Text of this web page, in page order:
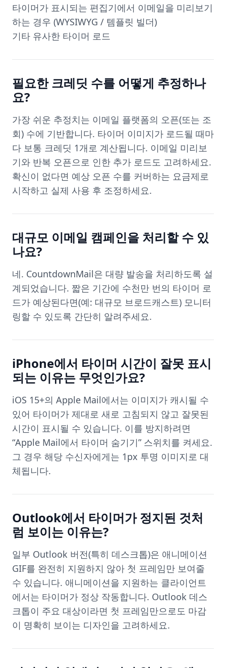
타이머가 표시되는 편집기에서 이메일을 미리보기
하는 경우 (WYSIWYG / 템플릿 빌더)
기타 유사한 타이머 로드
필요한 크레딧 수를 어떻게 추정하나
요?
가장 쉬운 추정치는 이메일 플랫폼의 오픈(또는 조
회) 수에 기반합니다. 타이머 이미지가 로드될 때마
다 보통 크레딧 1개로 계산됩니다. 이메일 미리보
기와 반복 오픈으로 인한 추가 로드도 고려하세요.
확신이 없다면 예상 오픈 수를 커버하는 요금제로
시작하고 실제 사용 후 조정하세요.
대규모 이메일 캠페인을 처리할 수 있
나요?
네. CountdownMail은 대량 발송을 처리하도록 설
계되었습니다. 짧은 기간에 수천만 번의 타이머 로
드가 예상된다면(예: 대규모 브로드캐스트) 모니터
링할 수 있도록 간단히 알려주세요.
iPhone에서 타이머 시간이 잘못 표시
되는 이유는 무엇인가요?
iOS 15+의 Apple Mail에서는 이미지가 캐시될 수
있어 타이머가 제대로 새로 고침되지 않고 잘못된
시간이 표시될 수 있습니다. 이를 방지하려면
“Apple Mail에서 타이머 숨기기” 스위치를 켜세요.
그 경우 해당 수신자에게는 1px 투명 이미지로 대
체됩니다.
Outlook에서 타이머가 정지된 것처
럼 보이는 이유는?
일부 Outlook 버전(특히 데스크톱)은 애니메이션
GIF를 완전히 지원하지 않아 첫 프레임만 보여줄
수 있습니다. 애니메이션을 지원하는 클라이언트
에서는 타이머가 정상 작동합니다. Outlook 데스
크톱이 주요 대상이라면 첫 프레임만으로도 마감
이 명확히 보이는 디자인을 고려하세요.